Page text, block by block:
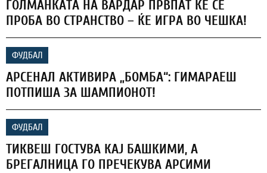
ГОЛМАНКАТА НА ВАРДАР ПРВПАТ ЌЕ СЕ
ПРОБА ВО СТРАНСТВО – ЌЕ ИГРА ВО ЧЕШКА!
ФУДБАЛ
АРСЕНАЛ АКТИВИРА „БОМБА“: ГИМАРАЕШ
ПОТПИША ЗА ШАМПИОНОТ!
ФУДБАЛ
ТИКВЕШ ГОСТУВА КАЈ БАШКИМИ, А
БРЕГАЛНИЦА ГО ПРЕЧЕКУВА АРСИМИ